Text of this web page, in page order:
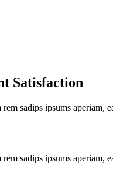
Satisfaction
sadips ipsums aperiam,
sadips ipsums aperiam,